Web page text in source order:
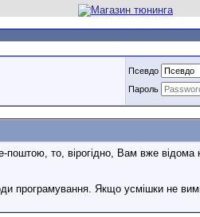
Псевдо
Пароль
то, вірогідно, Вам вже відома
програмування. Якщо усмішки не